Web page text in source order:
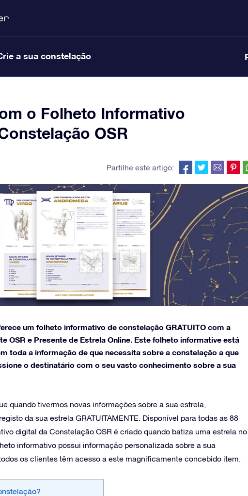
a sua constelação
o Folheto Informativo
OSR
Partilhe este artigo:
um folheto informativo de constelação GRATUITO com a
OSR e Presente de Estrela Online. Este folheto informative está
toda a informação de que necessita sobre a constelação a que
o destinatário com o seu vasto conhecimento sobre a sua
quando tivermos novas informações sobre a sua estrela,
da sua estrela GRATUITAMENTE. Disponível para todas as 88
digital da Constelação OSR é criado quando batiza uma estrela no
informativo possui informação personalizada sobre a sua
os clientes têm acesso a este magnificamente concebido item.